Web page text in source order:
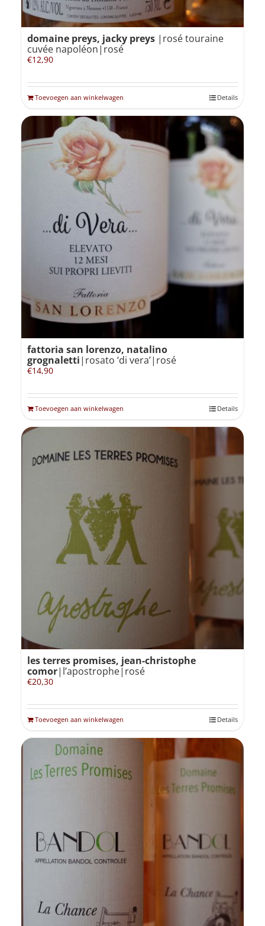
domaine preys, jacky preys |rosé touraine
cuvée napoléon|rosé
€12,90
Toevoegen aan winkelwagen Details
fattoria san lorenzo, natalino
grognaletti|rosato ‘di vera’|rosé
€14,90
Toevoegen aan winkelwagen Details
les terres promises, jean-christophe
comor|l’apostrophe|rosé
€20,30
Toevoegen aan winkelwagen Details